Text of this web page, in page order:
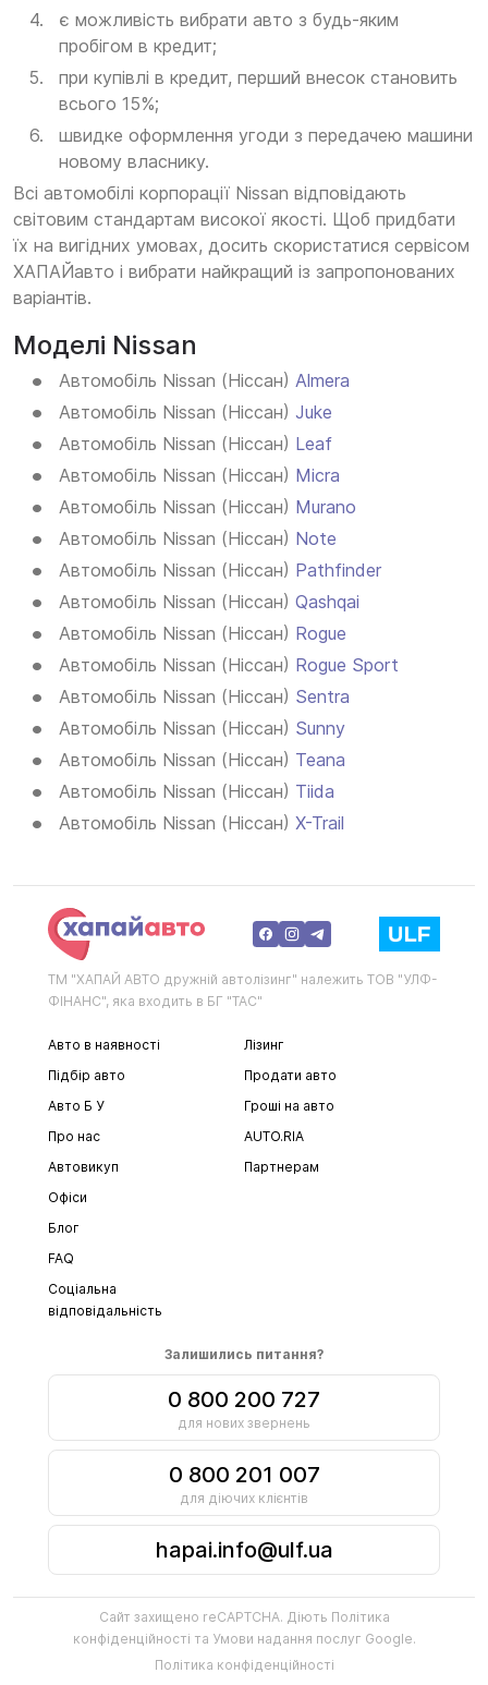
є можливість вибрати авто з будь-яким
пробігом в кредит;
при купівлі в кредит, перший внесок становить
всього 15%;
швидке оформлення угоди з передачею машини
новому власнику.
Всі автомобілі корпорації Nissan відповідають
світовим стандартам високої якості. Щоб придбати
їх на вигідних умовах, досить скористатися сервісом
ХАПАЙавто і вибрати найкращий із запропонованих
варіантів.
Моделі Nissan
Автомобіль Nissan (Ніссан) Almera
Автомобіль Nissan (Ніссан) Juke
Автомобіль Nissan (Ніссан) Leaf
Автомобіль Nissan (Ніссан) Micra
Автомобіль Nissan (Ніссан) Murano
Автомобіль Nissan (Ніссан) Note
Автомобіль Nissan (Ніссан) Pathfinder
Автомобіль Nissan (Ніссан) Qashqai
Автомобіль Nissan (Ніссан) Rogue
Автомобіль Nissan (Ніссан) Rogue Sport
Автомобіль Nissan (Ніссан) Sentra
Автомобіль Nissan (Ніссан) Sunny
Автомобіль Nissan (Ніссан) Teana
Автомобіль Nissan (Ніссан) Tiida
Автомобіль Nissan (Ніссан) X-Trail
ТМ "ХАПАЙ АВТО дружній автолізинг" належить ТОВ "УЛФ-
ФІНАНС", яка входить в БГ "ТАС"
Авто в наявності
Підбір авто
Авто Б У
Про нас
Автовикуп
Лізинг
Продати авто
Гроші на авто
AUTO.RIA
Партнерам
Офіси
Блог
FAQ
Соціальна
відповідальність
Залишились питання?
0 800 200 727
для нових звернень
0 800 201 007
для діючих клієнтів
hapai.info@ulf.ua
Політика конфіденційності
Сайт захищено reCAPTCHA. Діють Політика
конфіденційності та Умови надання послуг Google.